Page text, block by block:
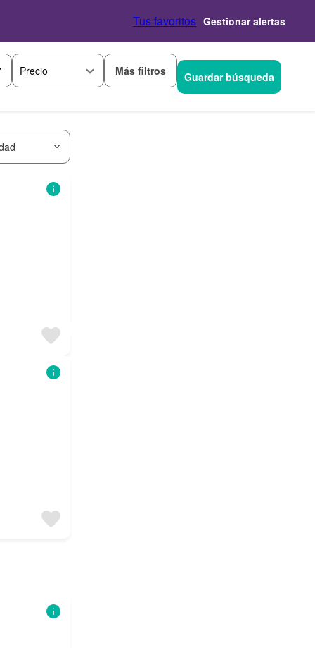
Tus favoritos Gestionar alertas
Precio Más filtros Guardar búsqueda